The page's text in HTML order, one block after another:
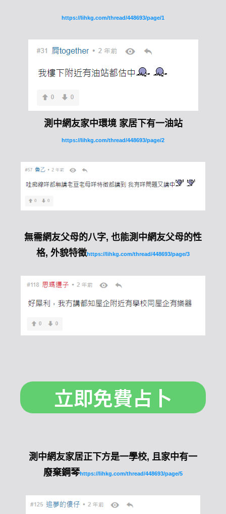
https://lihkg.com/thread/448693/page/1
測中網友家中環境 家居下有一油站
https://lihkg.com/thread/448693/page/2
無需網友父母的八字, 也能測中網友父母的性
格, 外貌特徵https://lihkg.com/thread/448693/page/3
立即免費占卜
測中網友家居正下方是一學校, 且家中有一
廢棄鋼琴https://lihkg.com/thread/448693/page/5